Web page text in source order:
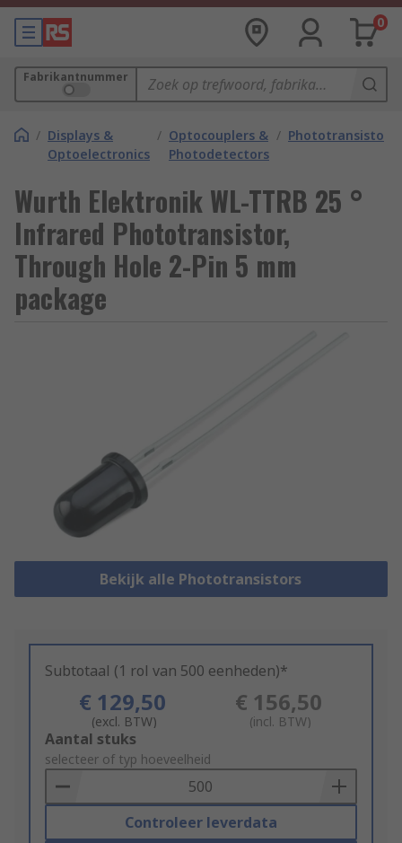
0
Fabrikantnummer
/ Displays &
Optoelectronics
/ Optocouplers &
Photodetectors
/ Phototransistors
Wurth Elektronik WL-TTRB 25 °
Infrared Phototransistor,
Through Hole 2-Pin 5 mm
package
Bekijk alle Phototransistors
Subtotaal (1 rol van 500 eenheden)*
€ 129,50
(excl. BTW)
€ 156,50
(incl. BTW)
Add
to
Basket
Aantal stuks
selecteer of typ hoeveelheid
Controleer leverdata